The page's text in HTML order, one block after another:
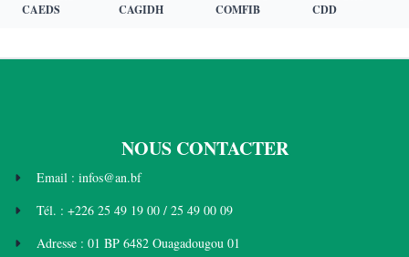
CAEDS
CAGIDH
COMFIB
CDD
NOUS CONTACTER
Email : infos@an.bf
Tél. : +226 25 49 19 00 / 25 49 00 09
Adresse : 01 BP 6482 Ouagadougou 01